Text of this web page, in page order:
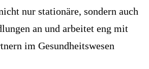
nur stationäre, sondern auch
an und arbeitet eng mit
im Gesundheitswesen